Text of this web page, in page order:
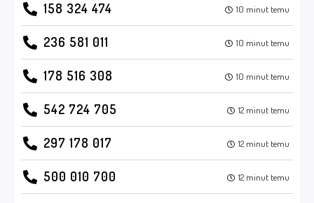
158 324 474 10 minut temu
236 581 011 10 minut temu
178 516 308 10 minut temu
542 724 705 12 minut temu
297 178 017 12 minut temu
500 010 700 12 minut temu